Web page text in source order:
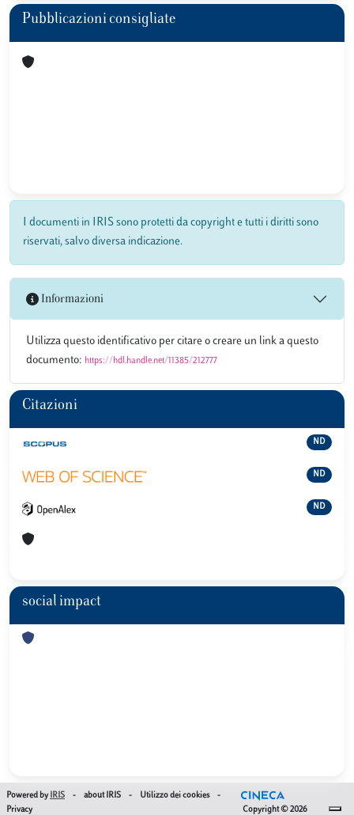
Pubblicazioni consigliate
I documenti in IRIS sono protetti da copyright e tutti i diritti sono
riservati, salvo diversa indicazione.
Informazioni
Utilizza questo identificativo per citare o creare un link a questo
documento: https://hdl.handle.net/11385/212777
Citazioni
ND
ND
ND
social impact
Powered by IRIS - about IRIS - Utilizzo dei cookies
-
Privacy
Copyright © 2026